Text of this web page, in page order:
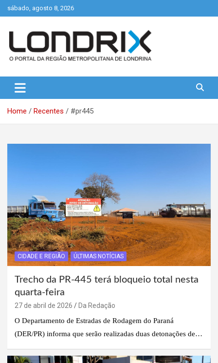
Skip
to
sábado, agosto 8, 2026
Londrix
Home Recentes #pr445
CIDADE E REGIÃO ÚLTIMAS NOTÍCIAS
Trecho da PR-445 terá bloqueio total nesta
quarta-feira
27 de abril de 2026
Da Redação
O Departamento de Estradas de Rodagem do Paraná
(DER/PR) informa que serão realizadas duas detonações de…